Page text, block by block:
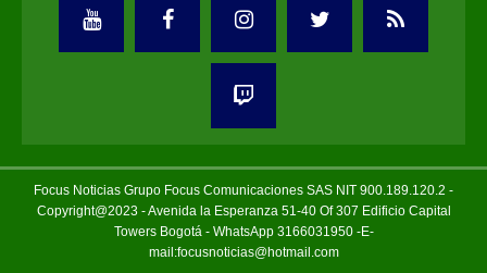
Focus Noticias Grupo Focus Comunicaciones SAS NIT 900.189.120.2 -
Copyright@2023 - Avenida la Esperanza 51-40 Of 307 Edificio Capital
Towers Bogotá - WhatsApp 3166031950 -E-
mail:focusnoticias@hotmail.com